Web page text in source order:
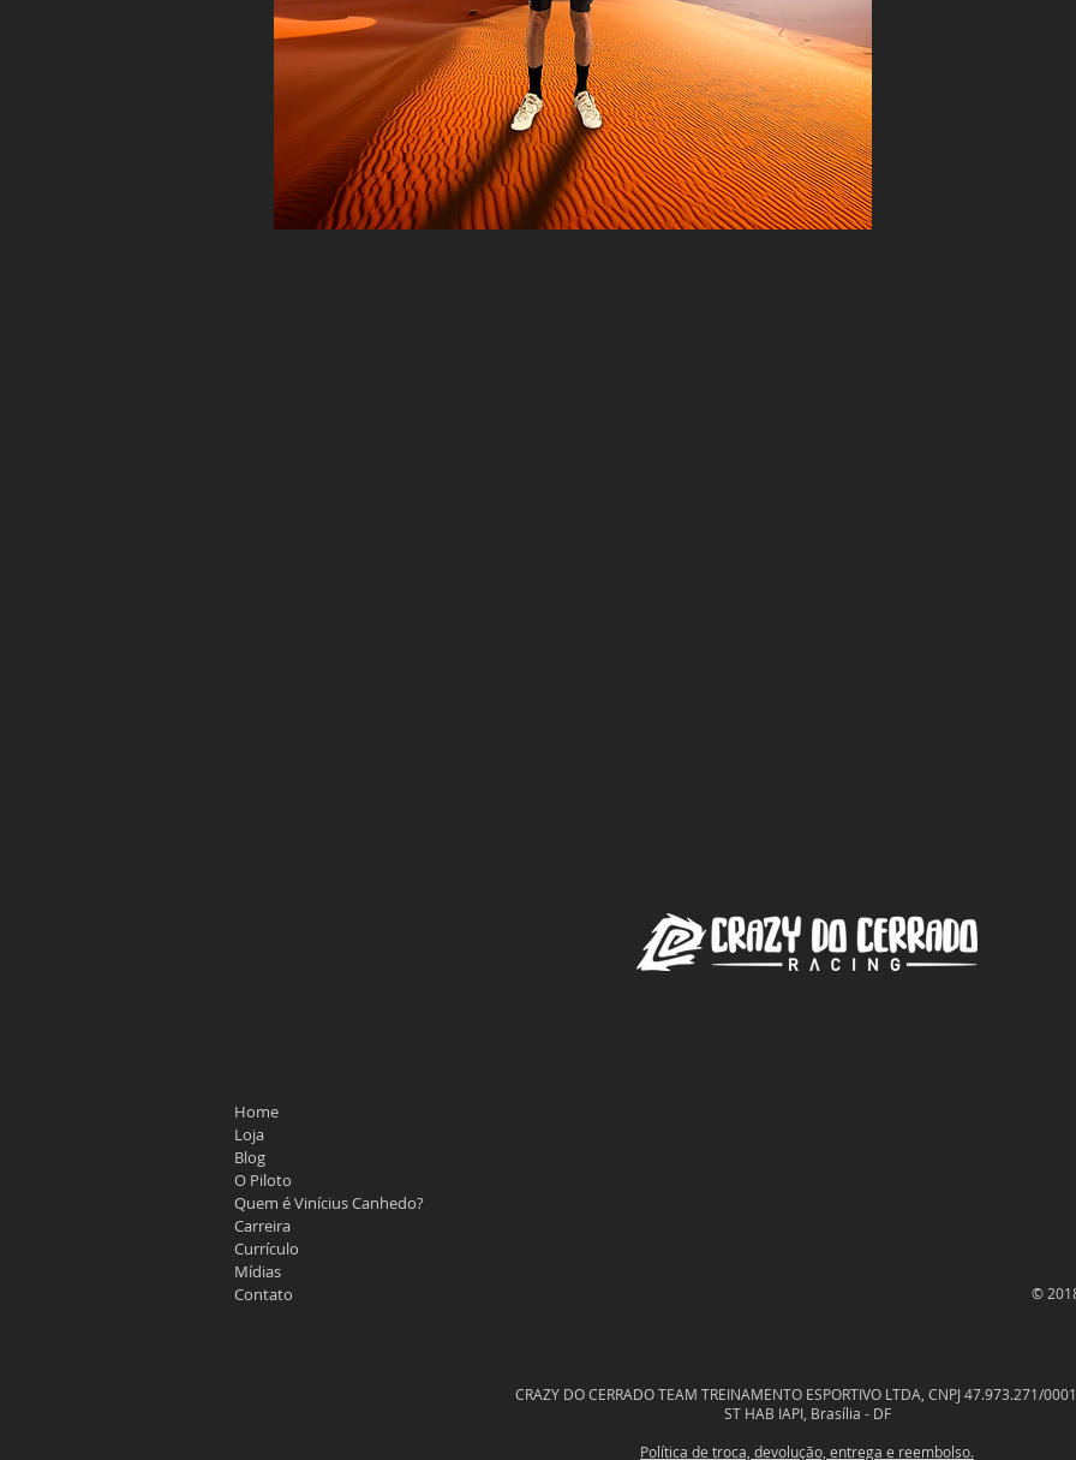
Home
Loja
Blog
O Piloto
Quem é Vinícius Canhedo?
Carreira
Currículo
Mídias
Contato
©
CRAZY DO CERRADO TEAM TREINAMENTO ESPORTIVO LTDA, CNPJ 47.973.271/
ST HAB IAPI, Brasília - DF
Política de troca, devolução, entrega e reembolso.